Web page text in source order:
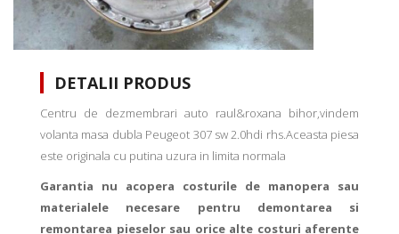
DETALII PRODUS
Centru de dezmembrari auto raul&roxana bihor,vindem
volanta masa dubla Peugeot 307 sw 2.0hdi rhs.Aceasta piesa
este originala cu putina uzura in limita normala
Garantia nu acopera costurile de manopera sau
materialele necesare pentru demontarea si
remontarea pieselor sau orice alte costuri aferente